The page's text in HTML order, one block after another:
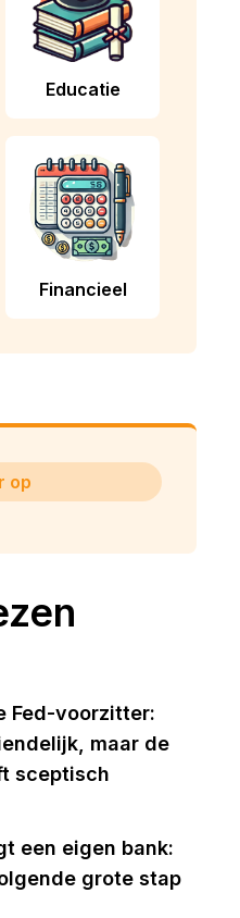
Educatie
Financieel
op
Fed-voorzitter:
maar de
sceptisch
een eigen bank:
grote stap